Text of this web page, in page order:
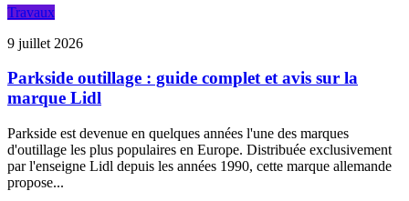
Travaux
9 juillet 2026
Parkside outillage : guide complet et avis sur la
marque Lidl
Parkside est devenue en quelques années l'une des marques
d'outillage les plus populaires en Europe. Distribuée exclusivement
par l'enseigne Lidl depuis les années 1990, cette marque allemande
propose...